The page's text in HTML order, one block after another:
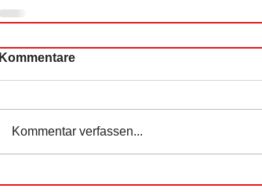
Kommentare
Kommentar verfassen...